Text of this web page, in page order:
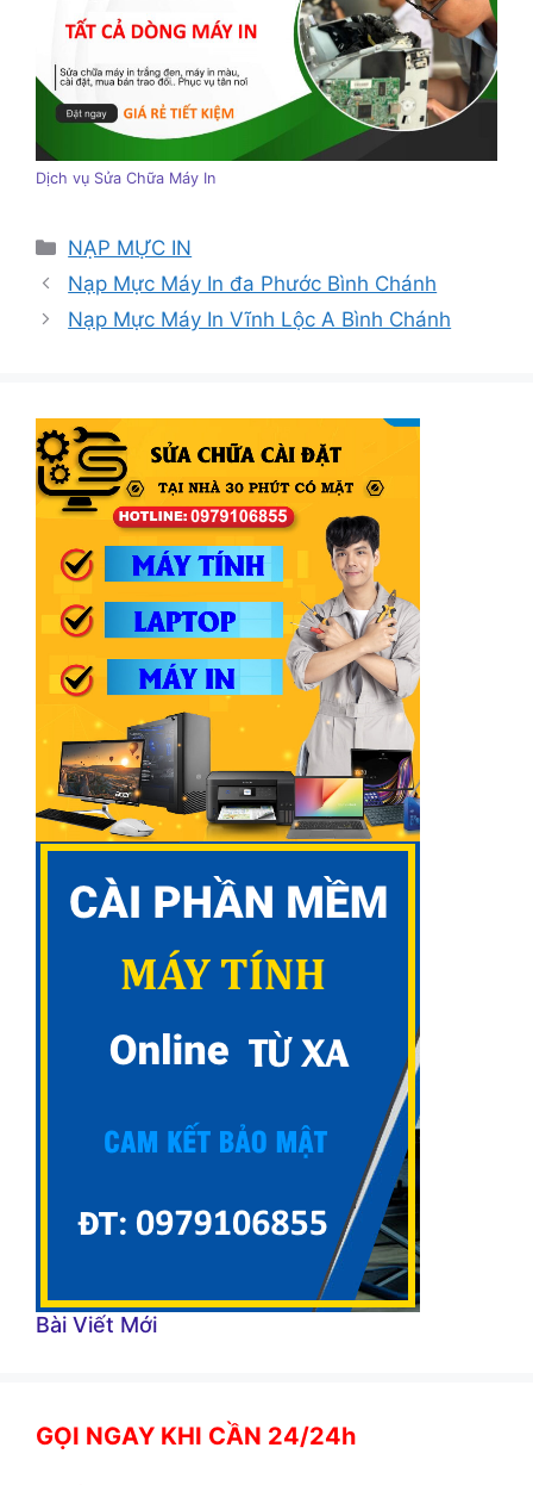
Dịch vụ Sửa Chữa Máy In
Danh
mục
NẠP MỰC IN
Nạp Mực Máy In đa Phước Bình Chánh
Nạp Mực Máy In Vĩnh Lộc A Bình Chánh
Bài Viết Mới
GỌI NGAY KHI CẦN 24/24h